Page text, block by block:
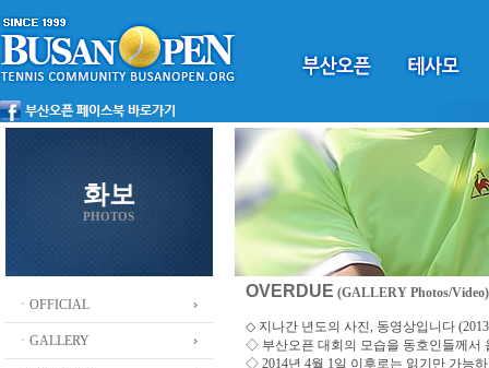
화보
PHOTOS
ㆍOFFICIAL
ㆍGALLERY
OVERDUE (GALLERY Photos/Video)
◇ 지나간 년도의 사진, 동영상입니다
◇ 부산오픈 대회의 모습을 동호인들께서
◇ 2014년 4월 1일 이후로는 읽기만 가능